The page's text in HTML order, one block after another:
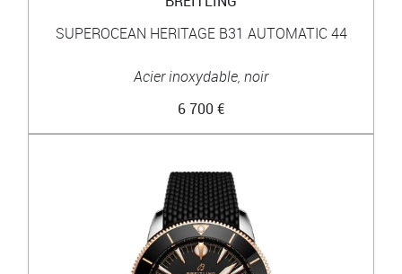
SUPEROCEAN HERITAGE B31 AUTOMATIC 44
Acier inoxydable, noir
6 700 €